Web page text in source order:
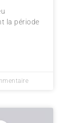
la période